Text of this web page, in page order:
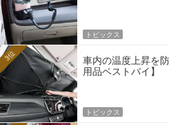
トピックス
車内の温度上昇を
用品ベストバイ】
3位
トピックス